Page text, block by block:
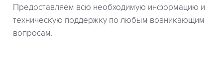
Предоставляем всю необходимую информацию и
техническую поддержку по любым возникающим
вопросам.